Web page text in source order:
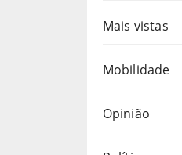
Mais vistas
Mobilidade
Opinião